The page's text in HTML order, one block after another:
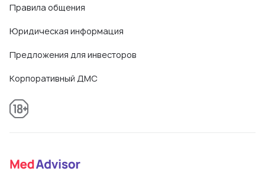
Правила общения
Юридическая информация
Предложения для инвесторов
Корпоративный ДМС